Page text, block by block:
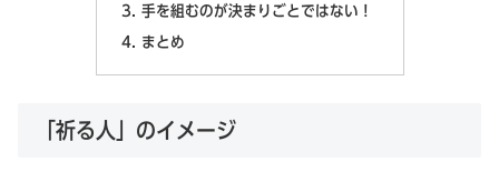
手を組むのが決まりごとではない！
まとめ
「祈る人」のイメージ